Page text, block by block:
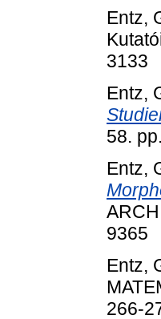
Entz,
3133
Entz,
58.
Entz,
9365
Entz,
266-